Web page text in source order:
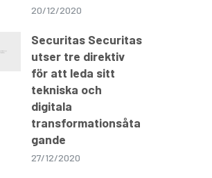
20/12/2020
Securitas Securitas
utser tre direktiv
för att leda sitt
tekniska och
digitala
transformationsåta
gande
27/12/2020